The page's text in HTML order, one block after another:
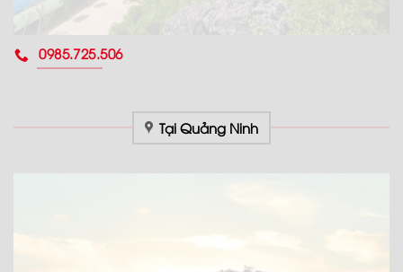
0985.725.506
Tại Quảng Ninh